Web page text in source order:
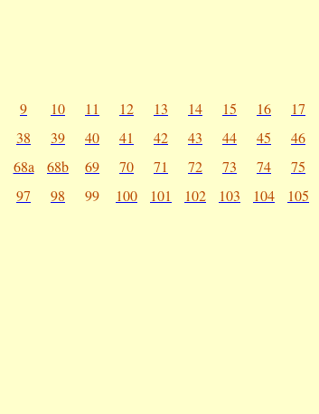
9 10 11 12 13 14 15 16 17
38 39 40 41 42 43 44 45 46
68a 68b 69 70 71 72 73 74 75
97 98 99 100 101 102 103 104 105